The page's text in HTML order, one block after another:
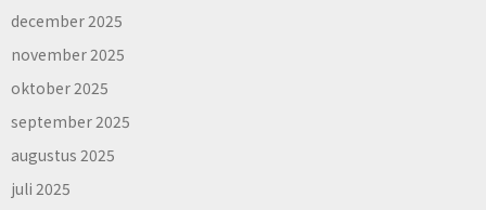
december 2025
november 2025
oktober 2025
september 2025
augustus 2025
juli 2025